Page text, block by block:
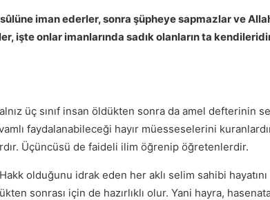
iman ederler, sonra şüpheye sapmazlar ve
işte onlar imanlarında sadık olanların ta
üç sınıf insan öldükten sonra da amel defterinin
faydalanabileceği hayır müesseselerini
Üçüncüsü de faideli ilim öğrenip öğretenlerdir.
olduğunu idrak eden her aklı selim sahibi hayatını
sonrası için de hazırlıklı olur. Yani hayra,